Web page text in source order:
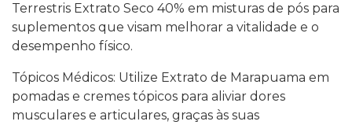
Terrestris Extrato Seco 40% em misturas de pós para
suplementos que visam melhorar a vitalidade e o
desempenho físico.
Tópicos Médicos: Utilize Extrato de Marapuama em
pomadas e cremes tópicos para aliviar dores
musculares e articulares, graças às suas